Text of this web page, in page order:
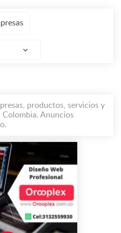
productos, servicios y
Anuncios